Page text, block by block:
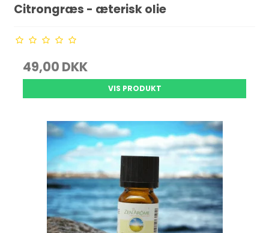
Citrongræs - æterisk olie
49,00 DKK
VIS PRODUKT